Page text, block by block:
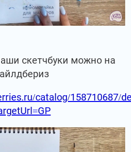
скетчбуки можно на
catalog/158710687/